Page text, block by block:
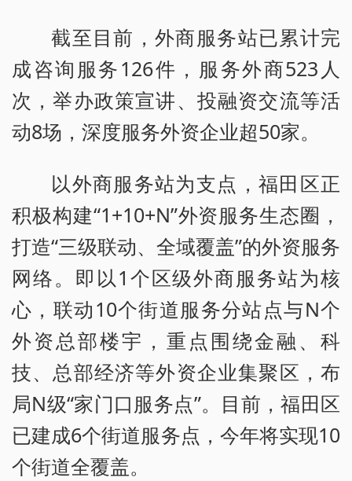
截至目前，外商服务站已累计完
成咨询服务126件，服务外商523人
次，举办政策宣讲、投融资交流等活
动8场，深度服务外资企业超50家。
以外商服务站为支点，福田区正
积极构建“1+10+N”外资服务生态圈，
打造“三级联动、全域覆盖”的外资服务
网络。即以1个区级外商服务站为核
心，联动10个街道服务分站点与N个
外资总部楼宇，重点围绕金融、科
技、总部经济等外资企业集聚区，布
局N级“家门口服务点”。目前，福田区
已建成6个街道服务点，今年将实现10
个街道全覆盖。